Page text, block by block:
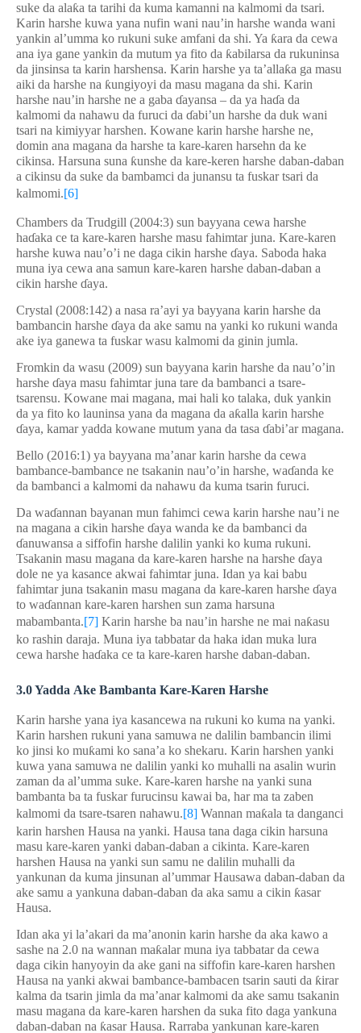
suke da alaƙa ta tarihi da kuma kamanni na kalmomi da tsari.
Karin harshe kuwa yana nufin wani nau’in harshe wanda wani
yankin al’umma ko rukuni suke amfani da shi. Ya ƙara da cewa
ana iya gane yankin da mutum ya fito da ƙabilarsa da rukuninsa
da jinsinsa ta karin harshensa. Karin harshe ya ta’allaƙa ga masu
aiki da harshe na ƙungiyoyi da masu magana da shi. Karin
harshe nau’in harshe ne a gaba ɗayansa – da ya haɗa da
kalmomi da nahawu da furuci da ɗabi’un harshe da duk wani
tsari na kimiyyar harshen. Kowane karin harshe harshe ne,
domin ana magana da harshe ta kare-karen harsehn da ke
cikinsa. Harsuna suna ƙunshe da kare-keren harshe daban-daban
a cikinsu da suke da bambamci da junansu ta fuskar tsari da
kalmomi.[6]
Chambers da Trudgill (2004:3) sun bayyana cewa harshe
haɗaka ce ta kare-karen harshe masu fahimtar juna. Kare-karen
harshe kuwa nau’o’i ne daga cikin harshe ɗaya. Saboda haka
muna iya cewa ana samun kare-karen harshe daban-daban a
cikin harshe ɗaya.
Crystal (2008:142) a nasa ra’ayi ya bayyana karin harshe da
bambancin harshe ɗaya da ake samu na yanki ko rukuni wanda
ake iya ganewa ta fuskar wasu kalmomi da ginin jumla.
Fromkin da wasu (2009) sun bayyana karin harshe da nau’o’in
harshe ɗaya masu fahimtar juna tare da bambanci a tsare-
tsarensu. Kowane mai magana, mai hali ko talaka, duk yankin
da ya fito ko launinsa yana da magana da aƙalla karin harshe
ɗaya, kamar yadda kowane mutum yana da tasa ɗabi’ar magana.
Bello (2016:1) ya bayyana ma’anar karin harshe da cewa
bambance-bambance ne tsakanin nau’o’in harshe, waɗanda ke
da bambanci a kalmomi da nahawu da kuma tsarin furuci.
Da waɗannan bayanan mun fahimci cewa karin harshe nau’i ne
na magana a cikin harshe ɗaya wanda ke da bambanci da
ɗanuwansa a siffofin harshe dalilin yanki ko kuma rukuni.
Tsakanin masu magana da kare-karen harshe na harshe ɗaya
dole ne ya kasance akwai fahimtar juna. Idan ya kai babu
fahimtar juna tsakanin masu magana da kare-karen harshe ɗaya
to waɗannan kare-karen harshen sun zama harsuna
mabambanta.[7] Karin harshe ba nau’in harshe ne mai naƙasu
ko rashin daraja. Muna iya tabbatar da haka idan muka lura
cewa harshe haɗaka ce ta kare-karen harshe daban-daban.
3.0Yadda Ake Bambanta Kare-Karen Harshe
Karin harshe yana iya kasancewa na rukuni ko kuma na yanki.
Karin harshen rukuni yana samuwa ne dalilin bambancin ilimi
ko jinsi ko muƙami ko sana’a ko shekaru. Karin harshen yanki
kuwa yana samuwa ne dalilin yanki ko muhalli na asalin wurin
zaman da al’umma suke. Kare-karen harshe na yanki suna
bambanta ba ta fuskar furucinsu kawai ba, har ma ta zaben
kalmomi da tsare-tsaren nahawu.[8] Wannan maƙala ta danganci
karin harshen Hausa na yanki. Hausa tana daga cikin harsuna
masu kare-karen yanki daban-daban a cikinta. Kare-karen
harshen Hausa na yanki sun samu ne dalilin muhalli da
yankunan da kuma jinsunan al’ummar Hausawa daban-daban da
ake samu a yankuna daban-daban da aka samu a cikin ƙasar
Hausa.
Idan aka yi la’akari da ma’anonin karin harshe da aka kawo a
sashe na 2.0 na wannan maƙalar muna iya tabbatar da cewa
daga cikin hanyoyin da ake gani na siffofin kare-karen harshen
Hausa na yanki akwai bambance-bambacen tsarin sauti da ƙirar
kalma da tsarin jimla da ma’anar kalmomi da ake samu tsakanin
masu magana da kare-karen harshen da suka fito daga yankuna
daban-daban na ƙasar Hausa. Rarraba yankunan kare-karen